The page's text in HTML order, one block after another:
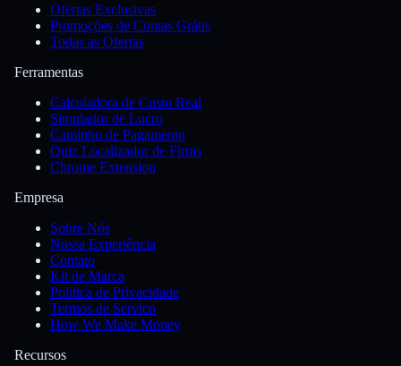
Ofertas Exclusivas
Promoções de Contas Grátis
Todas as Ofertas
Ferramentas
Calculadora de Custo Real
Simulador de Lucro
Caminho de Pagamento
Quiz Localizador de Firms
Chrome Extension
Empresa
Sobre Nós
Nossa Experiência
Contato
Kit de Marca
Politica de Privacidade
Termos de Servico
How We Make Money
Recursos